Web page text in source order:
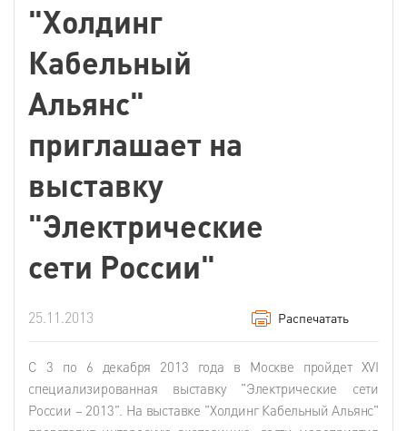
"Холдинг
Кабельный
Альянс"
приглашает на
выставку
"Электрические
сети России"
25.11.2013 Распечатать
С 3 по 6 декабря 2013 года в Москве пройдет ХVI
специализированная выставку "Электрические сети
России – 2013". На выставке "Холдинг Кабельный Альянс"